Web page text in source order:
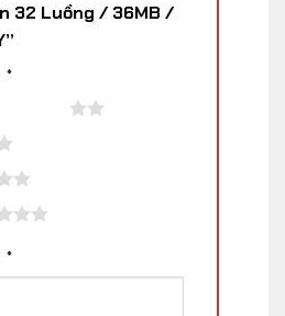
32 Luồng / 36MB /
*
*